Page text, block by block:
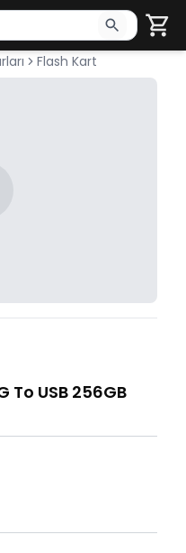
yazın. Göndərmək
Flash Kart
To USB 256GB